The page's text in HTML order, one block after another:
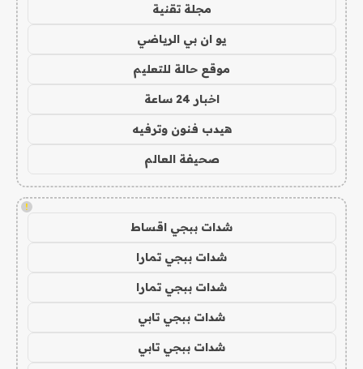
مجلة تقنية
يو ان بي الرياضي
موقع حالة للتعليم
اخبار 24 ساعة
هيدب فنون وترفيه
صحيفة العالم
!
شدات ببجي اقساط
شدات ببجي تمارا
شدات ببجي تمارا
شدات ببجي تابي
شدات ببجي تابي